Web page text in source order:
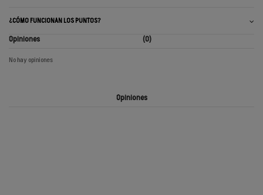
¿CÓMO FUNCIONAN LOS PUNTOS?
Opiniones (0)
No hay opiniones
Opiniones